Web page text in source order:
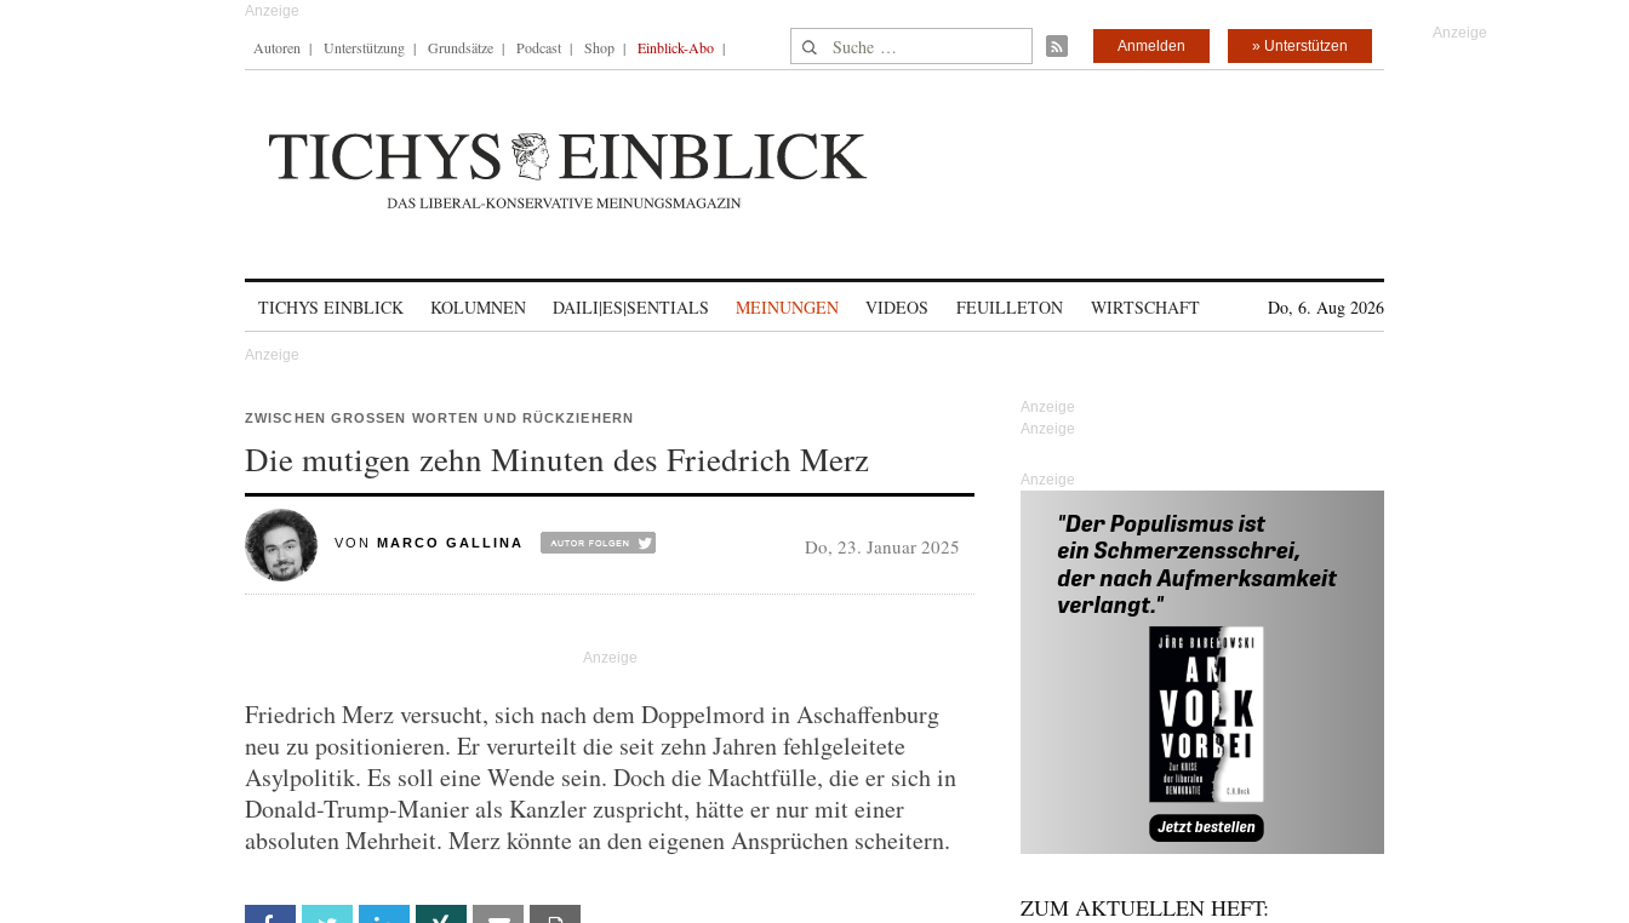
Autoren Unterstützung Grundsätze Podcast Shop Einblick-Abo Suche nach: » Unterstützen
Anmelden
TICHYS EINBLICK KOLUMNEN DAILI|ES|SENTIALS MEINUNGEN VIDEOS FEUILLETON WIRTSCHAFT Do, 6. Aug 2026
ZWISCHEN GROSSEN WORTEN UND RÜCKZIEHERN
Die mutigen zehn Minuten des Friedrich Merz
VON MARCO GALLINA Do, 23. Januar 2025
Friedrich Merz versucht, sich nach dem Doppelmord in Aschaffenburg
neu zu positionieren. Er verurteilt die seit zehn Jahren fehlgeleitete
Asylpolitik. Es soll eine Wende sein. Doch die Machtfülle, die er sich in
Donald-Trump-Manier als Kanzler zuspricht, hätte er nur mit einer
absoluten Mehrheit. Merz könnte an den eigenen Ansprüchen scheitern.
Anzeige
ZUM AKTUELLEN HEFT: